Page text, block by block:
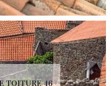
TOITURE 46